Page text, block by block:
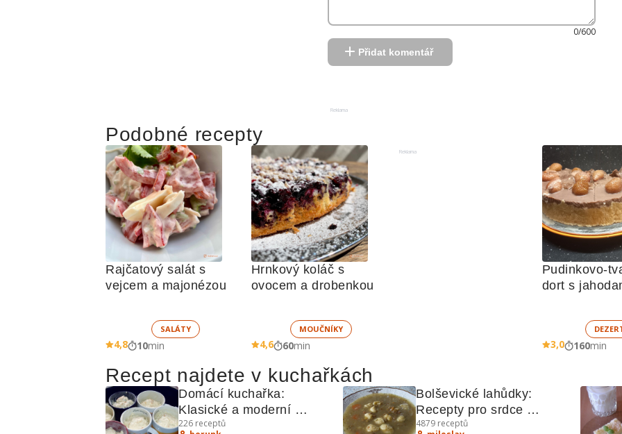
0/600
Přidat komentář
Reklama
Podobné recepty
Rajčatový salát s
vejcem a majonézou
SALÁTY
4,8 10min
Hrnkový koláč s
ovocem a drobenkou
MOUČNÍKY
4,6 60min
Reklama
Pudinkovo-
dort s
3,0 160min
Recept najdete v kuchařkách
Domácí kuchařka:
Klasické a moderní
knedlíky a další lahůdky
226 receptů
Bolševické lahůdky:
Recepty pro srdce
východoevropské kuchyně
4879 receptů